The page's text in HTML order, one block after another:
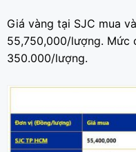
Giá vàng tại SJC mua
55,750,000/lượng. Mức
350.000/lượng.